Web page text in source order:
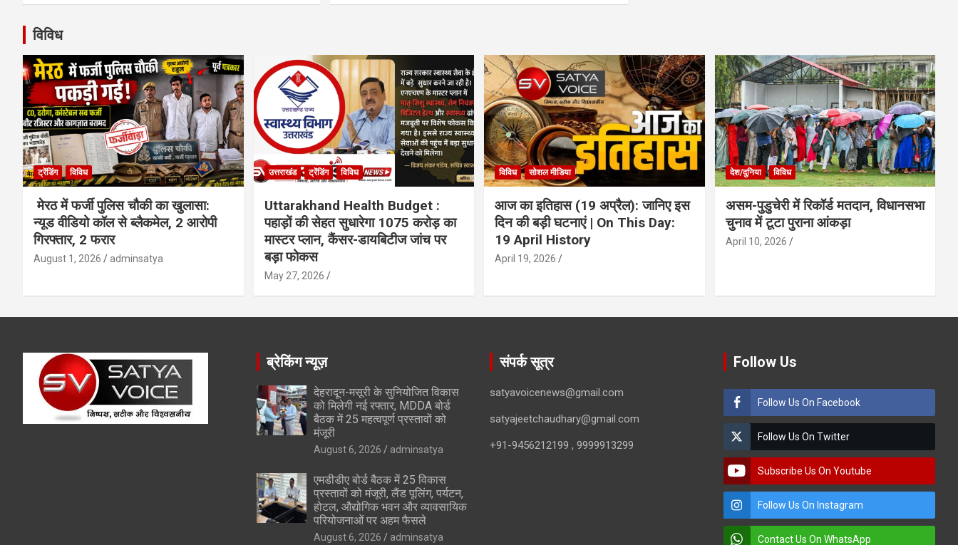
विविध
ट्रेंडिंग विविध
मेरठ में फर्जी पुलिस चौकी का खुलासा:
न्यूड वीडियो कॉल से ब्लैकमेल, 2 आरोपी
गिरफ्तार, 2 फरार
August 1, 2026 adminsatya
उत्तराखंड ट्रेंडिंग विविध
Uttarakhand Health Budget :
पहाड़ों की सेहत सुधारेगा 1075 करोड़ का
मास्टर प्लान, कैंसर-डायबिटीज जांच पर
बड़ा फोकस
May 27, 2026
विविध सोशल मीडिया
आज का इतिहास (19 अप्रैल): जानिए इस
दिन की बड़ी घटनाएं | On This Day:
19 April History
April 19, 2026
देश/दुनिया विविध
असम-पुडुचेरी में रिकॉर्ड मतदान, विधानसभा
चुनाव में टूटा पुराना आंकड़ा
April 10, 2026
ब्रेकिंग न्यूज़
देहरादून-मसूरी के सुनियोजित विकास
को मिलेगी नई रफ्तार, MDDA बोर्ड
बैठक में 25 महत्वपूर्ण प्रस्तावों को
मंजूरी
August 6, 2026 adminsatya
एमडीडीए बोर्ड बैठक में 25 विकास
प्रस्तावों को मंजूरी, लैंड पूलिंग, पर्यटन,
होटल, औद्योगिक भवन और व्यावसायिक
परियोजनाओं पर अहम फैसले
August 6, 2026 adminsatya
संपर्क सूत्र
satyavoicenews@gmail.com
satyajeetchaudhary@gmail.com
+91-9456212199 , 9999913299
Follow Us
Follow Us On Facebook
Follow Us On Twitter
Subscribe Us On Youtube
Follow Us On Instagram
Contact Us On WhatsApp